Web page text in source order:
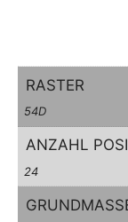
RASTER
54D
ANZAHL
24